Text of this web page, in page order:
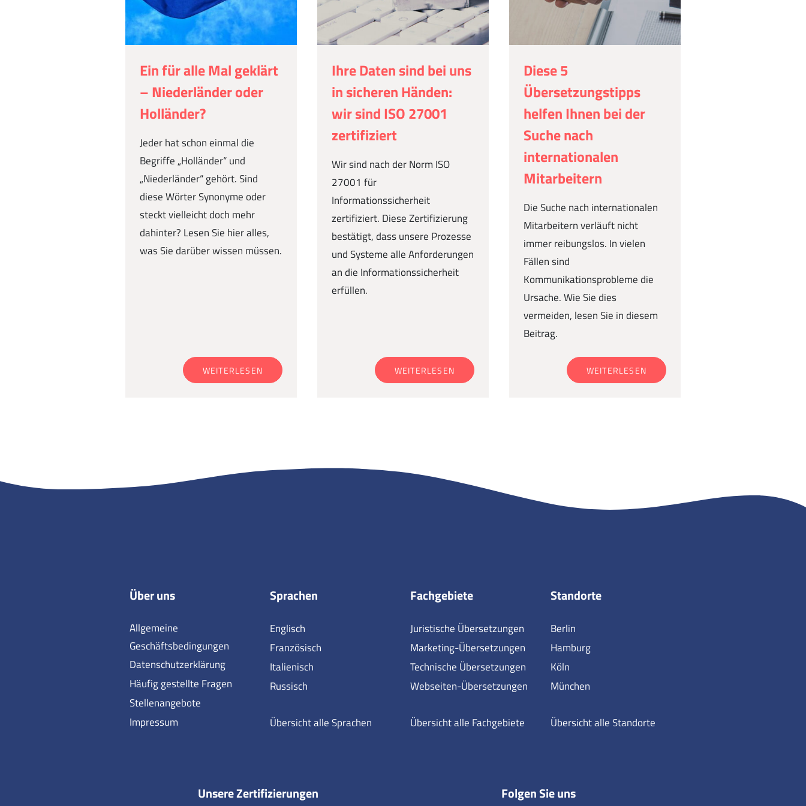
Ein für alle Mal geklärt
– Niederländer oder
Holländer?
Jeder hat schon einmal die
Begriffe „Holländer“ und
„Niederländer“ gehört. Sind
diese Wörter Synonyme oder
steckt vielleicht doch mehr
dahinter? Lesen Sie hier alles,
was Sie darüber wissen müssen.
WEITERLESEN
Ihre Daten sind bei uns
in sicheren Händen:
wir sind ISO 27001
zertifiziert
Wir sind nach der Norm ISO
27001 für
Informationssicherheit
zertifiziert. Diese Zertifizierung
bestätigt, dass unsere Prozesse
und Systeme alle Anforderungen
an die Informationssicherheit
erfüllen.
WEITERLESEN
Diese 5
Übersetzungstipps
helfen Ihnen bei der
Suche nach
internationalen
Mitarbeitern
Die Suche nach internationalen
Mitarbeitern verläuft nicht
immer reibungslos. In vielen
Fällen sind
Kommunikationsprobleme die
Ursache. Wie Sie dies
vermeiden, lesen Sie in diesem
Beitrag.
WEITERLESEN
Über uns
Allgemeine
Geschäftsbedingungen
Datenschutzerklärung
Häufig gestellte Fragen
Stellenangebote
Impressum
Sprachen
Englisch
Französisch
Italienisch
Russisch
Übersicht alle Sprachen
Fachgebiete
Juristische Übersetzungen
Marketing-Übersetzungen
Technische Übersetzungen
Webseiten-Übersetzungen
Übersicht alle Fachgebiete
Standorte
Berlin
Hamburg
Köln
München
Übersicht alle Standorte
Unsere Zertifizierungen Folgen Sie uns